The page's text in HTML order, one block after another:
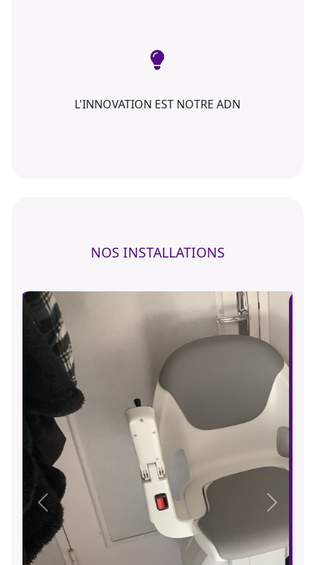
L'INNOVATION EST NOTRE ADN
NOS INSTALLATIONS
Précédent Suivant